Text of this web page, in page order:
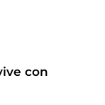
con